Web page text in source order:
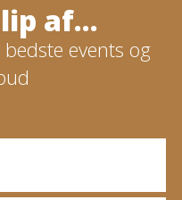
af...
events og